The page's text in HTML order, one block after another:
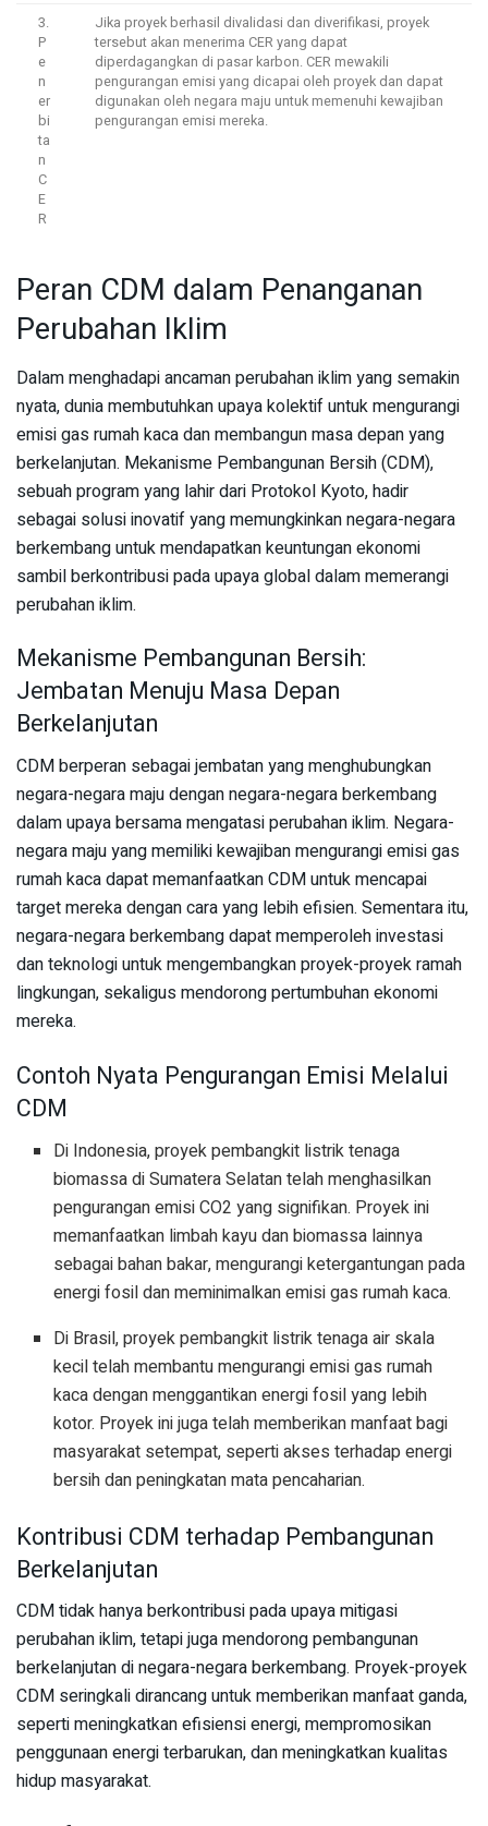
3.
P
e
n
er
bi
ta
n
C
E
R
Jika proyek berhasil divalidasi dan diverifikasi, proyek
tersebut akan menerima CER yang dapat
diperdagangkan di pasar karbon. CER mewakili
pengurangan emisi yang dicapai oleh proyek dan dapat
digunakan oleh negara maju untuk memenuhi kewajiban
pengurangan emisi mereka.
Peran CDM dalam Penanganan
Perubahan Iklim
Dalam menghadapi ancaman perubahan iklim yang semakin
nyata, dunia membutuhkan upaya kolektif untuk mengurangi
emisi gas rumah kaca dan membangun masa depan yang
berkelanjutan. Mekanisme Pembangunan Bersih (CDM),
sebuah program yang lahir dari Protokol Kyoto, hadir
sebagai solusi inovatif yang memungkinkan negara-negara
berkembang untuk mendapatkan keuntungan ekonomi
sambil berkontribusi pada upaya global dalam memerangi
perubahan iklim.
Mekanisme Pembangunan Bersih:
Jembatan Menuju Masa Depan
Berkelanjutan
CDM berperan sebagai jembatan yang menghubungkan
negara-negara maju dengan negara-negara berkembang
dalam upaya bersama mengatasi perubahan iklim. Negara-
negara maju yang memiliki kewajiban mengurangi emisi gas
rumah kaca dapat memanfaatkan CDM untuk mencapai
target mereka dengan cara yang lebih efisien. Sementara itu,
negara-negara berkembang dapat memperoleh investasi
dan teknologi untuk mengembangkan proyek-proyek ramah
lingkungan, sekaligus mendorong pertumbuhan ekonomi
mereka.
Contoh Nyata Pengurangan Emisi Melalui
CDM
Di Indonesia, proyek pembangkit listrik tenaga
biomassa di Sumatera Selatan telah menghasilkan
pengurangan emisi CO2 yang signifikan. Proyek ini
memanfaatkan limbah kayu dan biomassa lainnya
sebagai bahan bakar, mengurangi ketergantungan pada
energi fosil dan meminimalkan emisi gas rumah kaca.
Di Brasil, proyek pembangkit listrik tenaga air skala
kecil telah membantu mengurangi emisi gas rumah
kaca dengan menggantikan energi fosil yang lebih
kotor. Proyek ini juga telah memberikan manfaat bagi
masyarakat setempat, seperti akses terhadap energi
bersih dan peningkatan mata pencaharian.
Kontribusi CDM terhadap Pembangunan
Berkelanjutan
CDM tidak hanya berkontribusi pada upaya mitigasi
perubahan iklim, tetapi juga mendorong pembangunan
berkelanjutan di negara-negara berkembang. Proyek-proyek
CDM seringkali dirancang untuk memberikan manfaat ganda,
seperti meningkatkan efisiensi energi, mempromosikan
penggunaan energi terbarukan, dan meningkatkan kualitas
hidup masyarakat.